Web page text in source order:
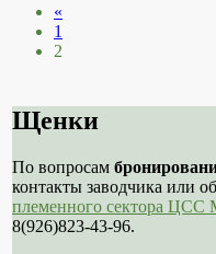
Пагинация
записей
«
1
2
Щенки
По вопросам
контакты заводчика или
племенного сектора
8(926)823-43-96.